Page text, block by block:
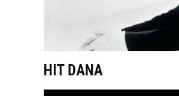
HIT DANA